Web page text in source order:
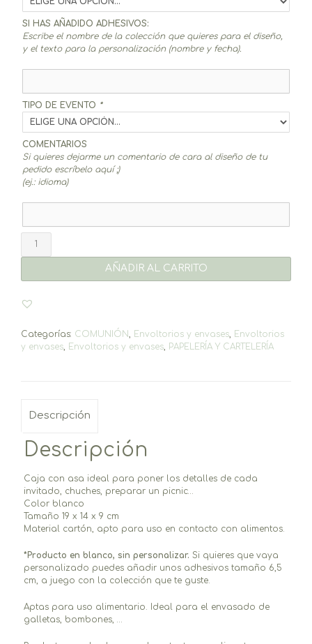
SI HAS AÑADIDO ADHESIVOS:
Escribe el nombre de la colección que quieres para el diseño,
y el texto para la personalización (nombre y fecha).
TIPO DE EVENTO *
COMENTARIOS
Si quieres dejarme un comentario de cara al diseño de tu
pedido escríbelo aquí ;)
(ej.: idioma)
Caja
un.)
AÑADIR AL CARRITO
Categorías: COMUNIÓN Envoltorios y envases
Envoltorios
y envases
Envoltorios y envases PAPELERÍA Y CARTELERÍA
Descripción
Descripción
Caja con asa ideal para poner los detalles de cada
invitado, chuches, preparar un picnic…
Color blanco
Tamaño 19 x 14 x 9 cm
Material cartón, apto para uso en contacto con alimentos.
*Producto en blanco, sin personalizar. Si quieres que vaya
personalizado puedes añadir unos adhesivos tamaño 6,5
cm, a juego con la colección que te guste.
Aptas para uso alimentario. Ideal para el envasado de
galletas, bombones, …